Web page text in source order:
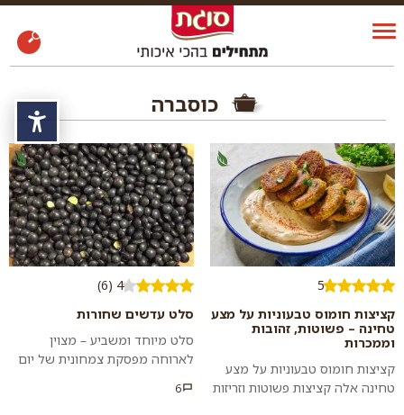
כוסברה
5
קציצות חומוס טבעוניות על מצע
טחינה – פשוטות, זהובות
וממכרות
קציצות חומוס טבעוניות על מצע
טחינה אלה קציצות פשוטות וזריזות
4 (6)
סלט עדשים שחורות
סלט מיוחד ומשביע – מצוין
לארוחה מפסקת צמחונית של יום
טעימה ובריאה. נסו גם את המתכון
6